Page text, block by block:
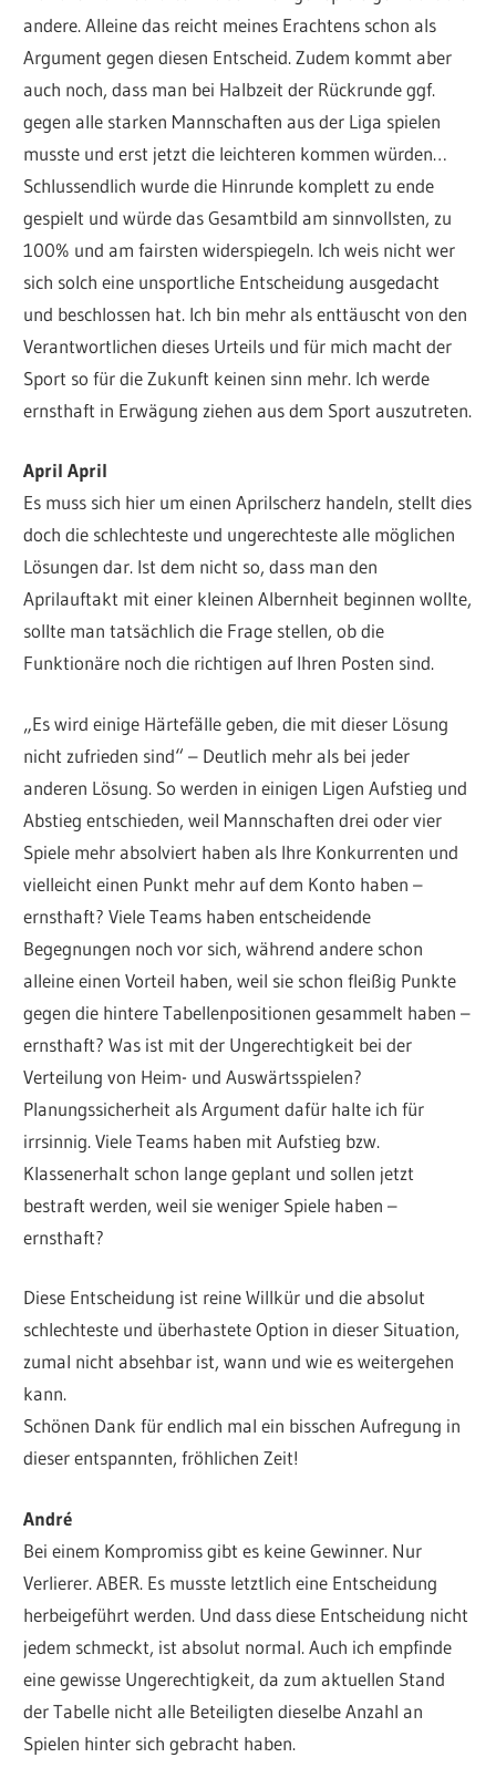
andere. Alleine das reicht meines Erachtens schon als
Argument gegen diesen Entscheid. Zudem kommt aber
auch noch, dass man bei Halbzeit der Rückrunde ggf.
gegen alle starken Mannschaften aus der Liga spielen
musste und erst jetzt die leichteren kommen würden…
Schlussendlich wurde die Hinrunde komplett zu ende
gespielt und würde das Gesamtbild am sinnvollsten, zu
100% und am fairsten widerspiegeln. Ich weis nicht wer
sich solch eine unsportliche Entscheidung ausgedacht
und beschlossen hat. Ich bin mehr als enttäuscht von den
Verantwortlichen dieses Urteils und für mich macht der
Sport so für die Zukunft keinen sinn mehr. Ich werde
ernsthaft in Erwägung ziehen aus dem Sport auszutreten.
April April
Es muss sich hier um einen Aprilscherz handeln, stellt dies
doch die schlechteste und ungerechteste alle möglichen
Lösungen dar. Ist dem nicht so, dass man den
Aprilauftakt mit einer kleinen Albernheit beginnen wollte,
sollte man tatsächlich die Frage stellen, ob die
Funktionäre noch die richtigen auf Ihren Posten sind.
„Es wird einige Härtefälle geben, die mit dieser Lösung
nicht zufrieden sind“ – Deutlich mehr als bei jeder
anderen Lösung. So werden in einigen Ligen Aufstieg und
Abstieg entschieden, weil Mannschaften drei oder vier
Spiele mehr absolviert haben als Ihre Konkurrenten und
vielleicht einen Punkt mehr auf dem Konto haben –
ernsthaft? Viele Teams haben entscheidende
Begegnungen noch vor sich, während andere schon
alleine einen Vorteil haben, weil sie schon fleißig Punkte
gegen die hintere Tabellenpositionen gesammelt haben –
ernsthaft? Was ist mit der Ungerechtigkeit bei der
Verteilung von Heim- und Auswärtsspielen?
Planungssicherheit als Argument dafür halte ich für
irrsinnig. Viele Teams haben mit Aufstieg bzw.
Klassenerhalt schon lange geplant und sollen jetzt
bestraft werden, weil sie weniger Spiele haben –
ernsthaft?
Diese Entscheidung ist reine Willkür und die absolut
schlechteste und überhastete Option in dieser Situation,
zumal nicht absehbar ist, wann und wie es weitergehen
kann.
Schönen Dank für endlich mal ein bisschen Aufregung in
dieser entspannten, fröhlichen Zeit!
André
Bei einem Kompromiss gibt es keine Gewinner. Nur
Verlierer. ABER. Es musste letztlich eine Entscheidung
herbeigeführt werden. Und dass diese Entscheidung nicht
jedem schmeckt, ist absolut normal. Auch ich empfinde
eine gewisse Ungerechtigkeit, da zum aktuellen Stand
der Tabelle nicht alle Beteiligten dieselbe Anzahl an
Spielen hinter sich gebracht haben.